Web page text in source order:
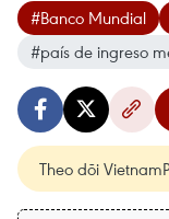
#Banco Mundial
#país de ingreso
Theo dõi